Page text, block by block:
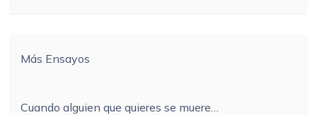
Más Ensayos
Cuando alguien que quieres se muere…